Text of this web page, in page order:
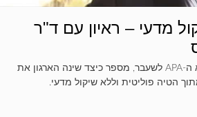
מדעי – ראיון עם ד"ר
ד"ר ניקולס קאמינגס, נשיא ה-APA לשעבר, מספר כיצד שינה הארגון את
הטיה פוליטית וללא שיקול מדעי.